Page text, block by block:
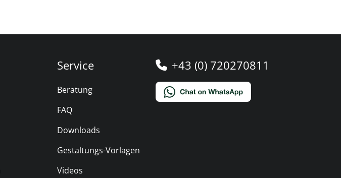
Service
Beratung
FAQ
Downloads
Gestaltungs-Vorlagen
Videos
+43 (0) 720270811